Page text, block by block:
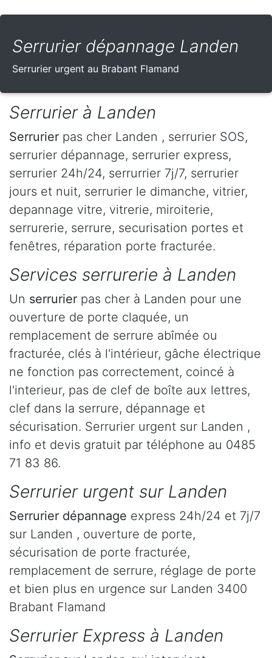
Serrurier dépannage Landen
Serrurier urgent au Brabant Flamand
Serrurier à Landen
Serrurier pas cher Landen , serrurier SOS,
serrurier dépannage, serrurier express,
serrurier 24h/24, serrurrier 7j/7, serrurier
jours et nuit, serrurier le dimanche, vitrier,
depannage vitre, vitrerie, miroiterie,
serrurerie, serrure, securisation portes et
fenêtres, réparation porte fracturée.
Services serrurerie à Landen
Un serrurier pas cher à Landen pour une
ouverture de porte claquée, un
remplacement de serrure abîmée ou
fracturée, clés à l'intérieur, gâche électrique
ne fonction pas correctement, coincé à
l'interieur, pas de clef de boîte aux lettres,
clef dans la serrure, dépannage et
sécurisation. Serrurier urgent sur Landen ,
info et devis gratuit par téléphone au 0485
71 83 86.
Serrurier urgent sur Landen
Serrurier dépannage express 24h/24 et 7j/7
sur Landen , ouverture de porte,
sécurisation de porte fracturée,
remplacement de serrure, réglage de porte
et bien plus en urgence sur Landen 3400
Brabant Flamand
Serrurier Express à Landen